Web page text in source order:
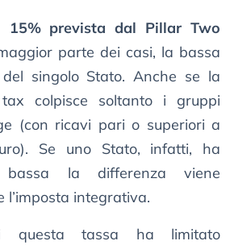
15% prevista dal Pillar Two
parte dei casi, la bassa
singolo Stato. Anche se la
colpisce soltanto i gruppi
(con ricavi pari o superiori a
Se uno Stato, infatti, ha
bassa la differenza viene
l’imposta integrativa.
questa tassa ha limitato